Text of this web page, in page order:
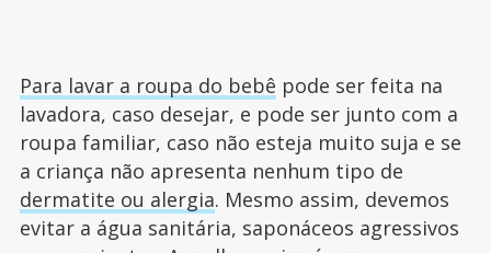
Para lavar a roupa do bebê pode ser feita na
lavadora, caso desejar, e pode ser junto com a
roupa familiar, caso não esteja muito suja e se
a criança não apresenta nenhum tipo de
dermatite ou alergia. Mesmo assim, devemos
evitar a água sanitária, saponáceos agressivos